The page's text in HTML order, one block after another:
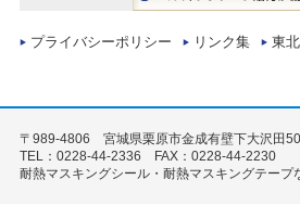
プライバシーポリシー リンク集 東
〒989-4806 宮城県栗原市金成有壁下大沢田
TEL：0228-44-2336 FAX：0228-44-2230
耐熱マスキングシール・耐熱マスキングテープ